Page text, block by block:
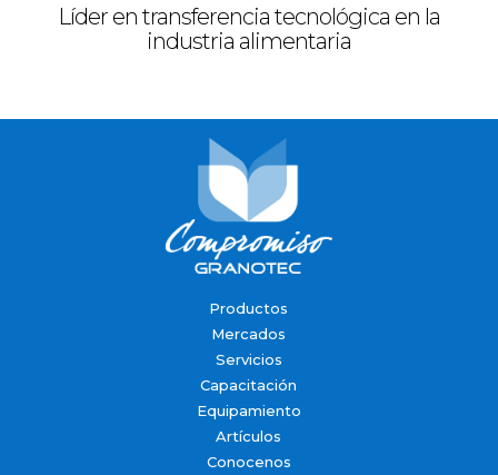
Líder en transferencia tecnológica en la
industria alimentaria
Productos
Mercados
Servicios
Capacitación
Equipamiento
Artículos
Conocenos